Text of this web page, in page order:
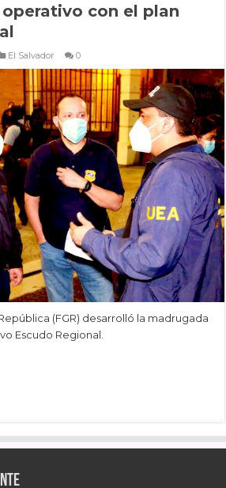
operativo con el plan
El Salvador 0
(FGR) desarrolló la madrugada
Escudo Regional.